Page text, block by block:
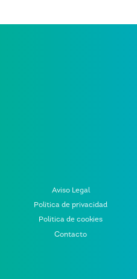
Aviso Legal
Política de privacidad
Política de cookies
Contacto